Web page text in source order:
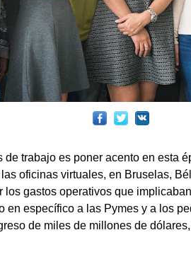
de trabajo es poner acento en esta
oficinas virtuales, en Bruselas,
los gastos operativos que
en específico a las Pymes y a los
de miles de millones de